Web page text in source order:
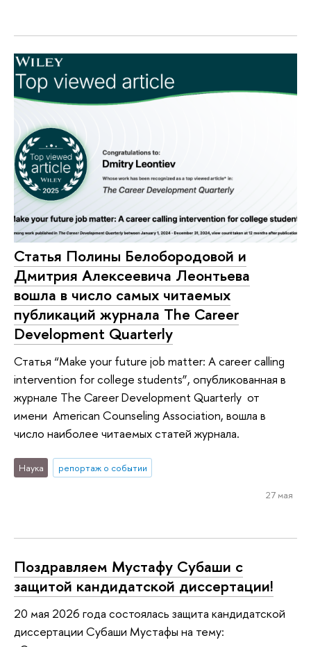
Статья Полины Белобородовой и
Дмитрия Алексеевича Леонтьева
вошла в число самых читаемых
публикаций журнала The Career
Development Quarterly
Статья “Make your future job matter: A career calling
intervention for college students”, опубликованная в
журнале The Career Development Quarterly от
имени American Counseling Association, вошла в
число наиболее читаемых статей журнала.
Наука репортаж о событии
27 мая
Поздравляем Мустафу Субаши с
защитой кандидатской диссертации!
20 мая 2026 года состоялась защита кандидатской
диссертации Субаши Мустафы на тему: